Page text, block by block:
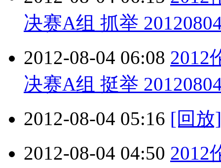
决赛A组 抓举
2012-08-04 06:08 2012
决赛A组 挺举
2012-08-04 05:16 [回放
2012-08-04 04:50 2012